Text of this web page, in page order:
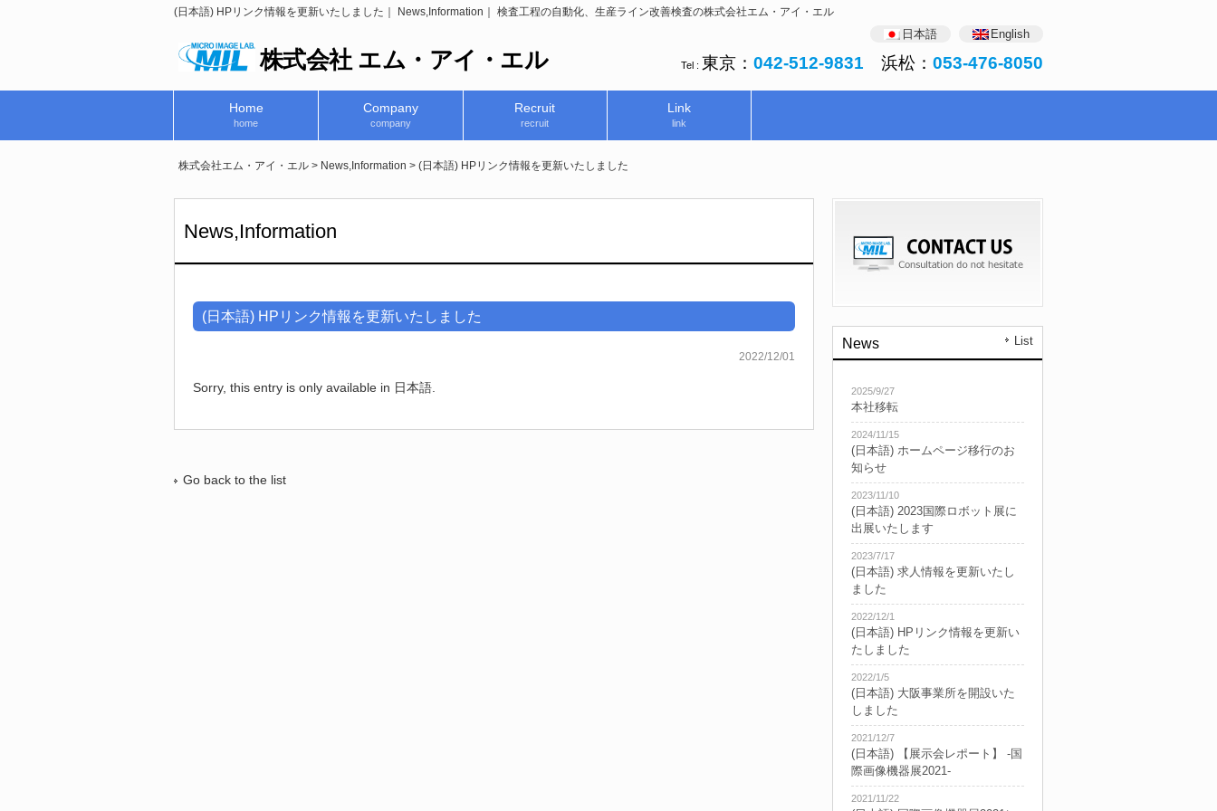
(日本語) HPリンク情報を更新いたしました｜ News,Information｜ 検査工程の自動化、生産ライン改善検査の株式会社エム・アイ・エル
株式会社 エム・アイ・エル
日本語 English
Tel : 東京： 042-512-9831 浜松： 053-476-8050
Home
home
Company
company
Recruit
recruit
Link
link
株式会社エム・アイ・エル > News,Information > (日本語) HPリンク情報を更新いたしました
News,Information
(日本語) HPリンク情報を更新いたしました
2022/12/01
Sorry, this entry is only available in 日本語
Go back to the list
News List
2025/9/27
本社移転
2024/11/15
(日本語) ホームページ移行のお
知らせ
2023/11/10
(日本語) 2023国際ロボット展に
出展いたします
2023/7/17
(日本語) 求人情報を更新いたし
ました
2022/12/1
(日本語) HPリンク情報を更新い
たしました
2022/1/5
(日本語) 大阪事業所を開設いた
しました
2021/12/7
(日本語) 【展示会レポート】 -国
際画像機器展2021-
2021/11/22